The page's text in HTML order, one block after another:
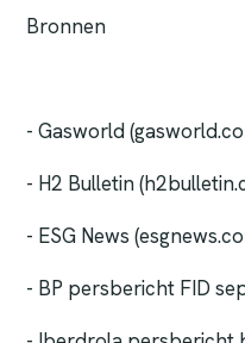
Bronnen
- Gasworld
- H2 Bulletin
- ESG News
- BP persbericht FID